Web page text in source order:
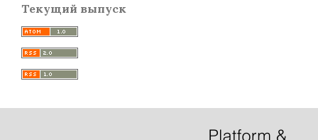
Текущий выпуск